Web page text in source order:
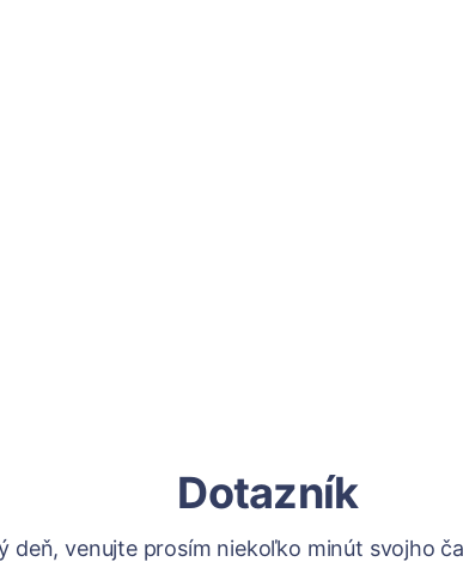
Dotazník
deň, venujte prosím niekoľko minút svojho